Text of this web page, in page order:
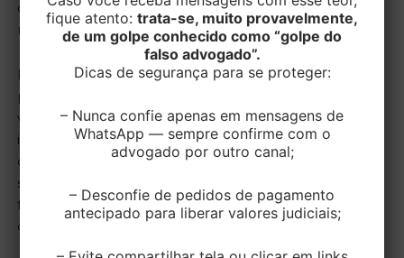
contratada junto com o financiamento fizesse os
reparos.
Em primeiro grau, a seguradora foi condenada a
pagar aos autores da ação, a título de indenização, os
valores individuais necessários à recuperação dos
imóveis. Todavia, o Tribunal de Justiça do Rio Grande
do Norte (TJRN) deu provimento ao recurso da
seguradora e julgou improcedente o pedido, sob o
fundamento de que o contrato de seguro se extingue
com a quitação do contrato principal.
fique atento: trata-se, muito provavelmente,
de um golpe conhecido como “golpe do
falso advogado”.
Dicas de segurança para se proteger:
– Nunca confie apenas em mensagens de
WhatsApp — sempre confirme com o
advogado por outro canal;
– Desconfie de pedidos de pagamento
antecipado para liberar valores judiciais;